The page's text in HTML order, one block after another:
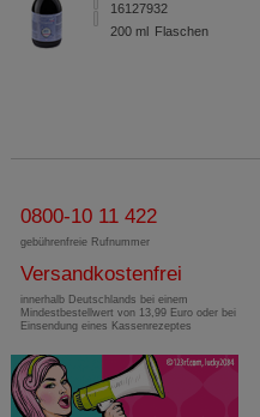
16127932
200 ml Flaschen
0800-10 11 422
gebührenfreie Rufnummer
Versandkostenfrei
innerhalb Deutschlands bei einem
Mindestbestellwert von 13,99 Euro oder bei
Einsendung eines Kassenrezeptes